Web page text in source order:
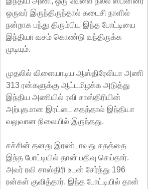
ஒருவர் இருந்திருந்தால் கடைசி நாளில்
நன்றாக பந்து திரும்பிய இந்த போட்டியை
இந்தியா வசம் கொண்டு வந்திருக்க
முடியும்.
முதலில் விளையாடிய ஆஸ்திரேலியா அணி
313 ரன்களுக்கு ஆட்டமிழக்க அடுத்து
இந்திய அணியில் ரவி சாஸ்திரியின்
அற்புதமான இரட்டை சதத்தால் இந்தியா
வலுவான நிலையில் இருந்தது.
சச்சின் தனது இரண்டாவது சதத்தை
இந்த போட்டியில் தான் பதிவு செய்தார்.
அவர் ரவி சாஸ்திரி உடன் சேர்ந்து 196
ரன்கள் குவித்தார். இந்த போட்டியில் தான்